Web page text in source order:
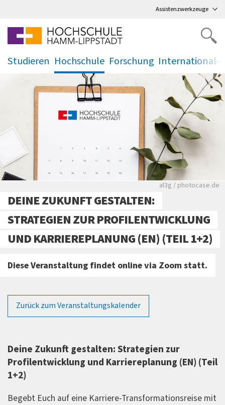
Assistenzwerkzeuge
Studieren Hochschule
.
Forschung
.
Rote leere
al3g / photocase.de
DEINE ZUKUNFT GESTALTEN:
STRATEGIEN ZUR PROFILENTWICKLUNG
UND KARRIEREPLANUNG (EN) (TEIL 1+2)
Diese Veranstaltung findet online via Zoom statt.
Zurück zum Veranstaltungskalender
Deine Zukunft gestalten: Strategien zur
Profilentwicklung und Karriereplanung (EN) (Teil
1+2)
Begebt Euch auf eine Karriere-Transformationsreise mit